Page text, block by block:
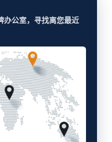
办公室，寻找离您最近